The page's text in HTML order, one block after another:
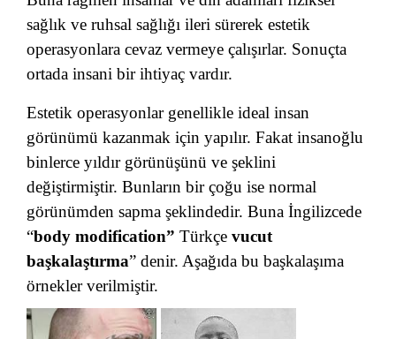
sağlık ve ruhsal sağlığı ileri sürerek estetik
operasyonlara cevaz vermeye çalışırlar. Sonuçta
ortada insani bir ihtiyaç vardır.
Estetik operasyonlar genellikle ideal insan
görünümü kazanmak için yapılır. Fakat insanoğlu
binlerce yıldır görünüşünü ve şeklini
değiştirmiştir. Bunların bir çoğu ise normal
görünümden sapma şeklindedir. Buna İngilizcede
“body modification” Türkçe vucut
başkalaştırma” denir. Aşağıda bu başkalaşıma
örnekler verilmiştir.